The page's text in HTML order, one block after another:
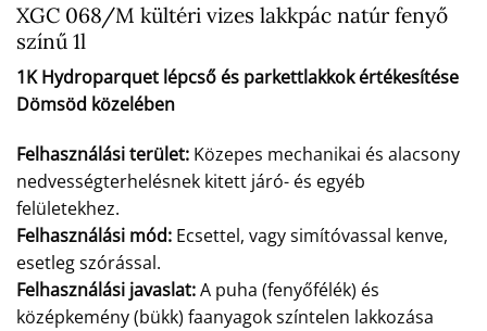
XGC 068/M kültéri vizes lakkpác natúr fenyő
színű 1l
1K Hydroparquet lépcső és parkettlakkok értékesítése
Dömsöd közelében
Felhasználási terület: Közepes mechanikai és alacsony
nedvességterhelésnek kitett járó- és egyéb
felületekhez.
Felhasználási mód: Ecsettel, vagy simítóvassal kenve,
esetleg szórással.
Felhasználási javaslat:A puha (fenyőfélék) és
középkemény (bükk) faanyagok színtelen lakkozása